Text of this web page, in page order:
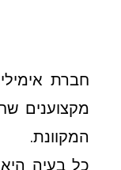
מקצוענים
המקוונת.
כל בעיה היא